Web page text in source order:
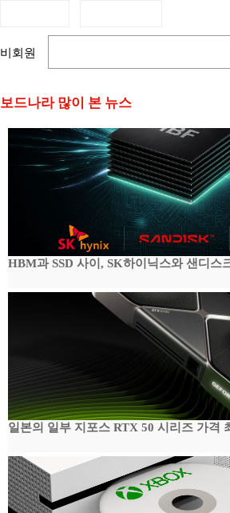
비회원
보드나라 많이 본 뉴스
HBM과 SSD 사이, SK하이닉스와 샌디스
일본의 일부 지포스 RTX 50 시리즈 가격